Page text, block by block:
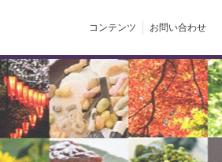
コンテンツ お問い合わせ